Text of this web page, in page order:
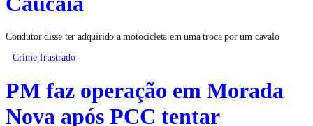
Condutor disse ter adquirido a motocicleta em uma troca por um cavalo
Crime frustrado
PM faz operação em Morada
Nova após PCC tentar